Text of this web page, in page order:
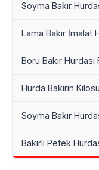
Soyma Bakır
Lama Bakır İmalat
Boru Bakır Hurdası
Hurda Bakırın
Soyma Bakır
Bakırlı Petek